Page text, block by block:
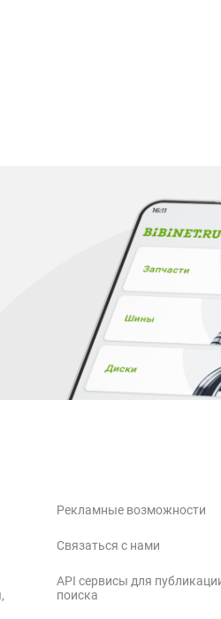
Рекламные возможности
Связаться с нами
API сервисы для
поиска